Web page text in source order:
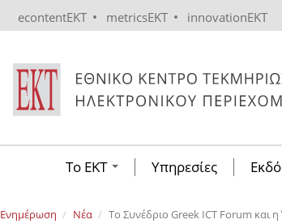
econtentEKT • metricsEKT • innovationEKT
Το ΕΚΤ Υπηρεσίες
Ενημέρωση Νέα Το Συνέδριο Greek ICT Forum και